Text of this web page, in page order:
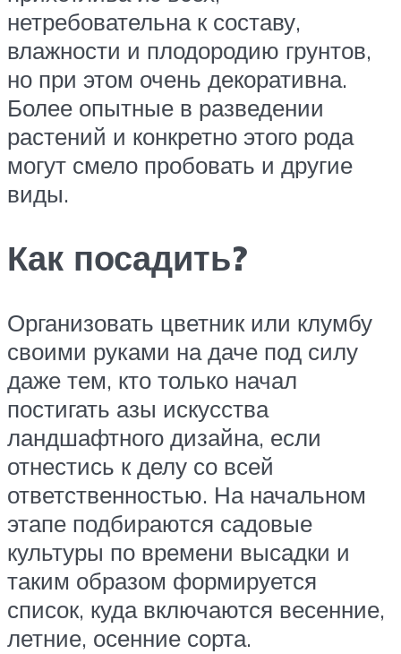
нетребовательна к составу,
влажности и плодородию грунтов,
но при этом очень декоративна.
Более опытные в разведении
растений и конкретно этого рода
могут смело пробовать и другие
виды.
Как посадить?
Организовать цветник или клумбу
своими руками на даче под силу
даже тем, кто только начал
постигать азы искусства
ландшафтного дизайна, если
отнестись к делу со всей
ответственностью. На начальном
этапе подбираются садовые
культуры по времени высадки и
таким образом формируется
список, куда включаются весенние,
летние, осенние сорта.